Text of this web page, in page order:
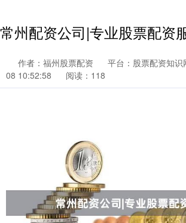
常州配资公司|专业股票配资
作者：福州股票配资 平台：股票配资知识
08 10:52:58
阅读：118